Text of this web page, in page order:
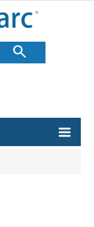
search